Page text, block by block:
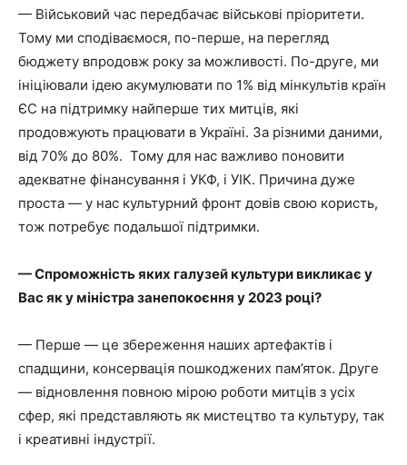
— Військовий час передбачає військові пріоритети.
Тому ми сподіваємося, по-перше, на перегляд
бюджету впродовж року за можливості. По-друге, ми
ініціювали ідею акумулювати по 1% від мінкультів країн
ЄС на підтримку найперше тих митців, які
продовжують працювати в Україні. За різними даними,
від 70% до 80%. Тому для нас важливо поновити
адекватне фінансування і УКФ, і УІК. Причина дуже
проста — у нас культурний фронт довів свою користь,
тож потребує подальшої підтримки.
— Спроможність яких галузей культури викликає у
Вас як у міністра занепокоєння у 2023 році?
— Перше — це збереження наших артефактів і
спадщини, консервація пошкоджених пам’яток. Друге
— відновлення повною мірою роботи митців з усіх
сфер, які представляють як мистецтво та культуру, так
і креативні індустрії.